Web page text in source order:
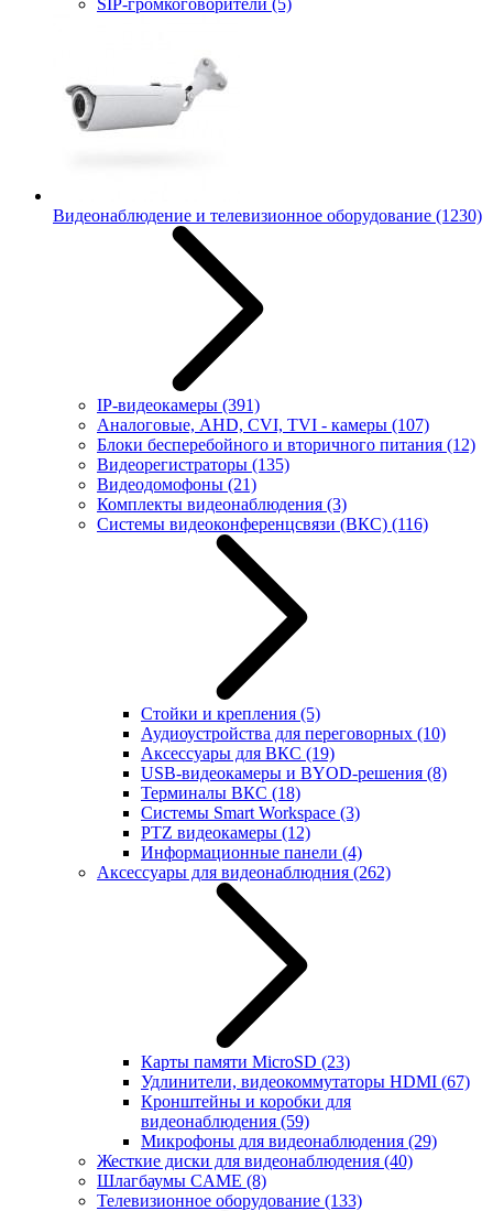
SIP-громкоговорители (5)
Видеонаблюдение и телевизионное оборудование (1230)
IP-видеокамеры (391)
Аналоговые, AHD, CVI, TVI - камеры (107)
Блоки бесперебойного и вторичного питания (12)
Видеорегистраторы (135)
Видеодомофоны (21)
Комплекты видеонаблюдения (3)
Системы видеоконференцсвязи (ВКС) (116)
Стойки и крепления (5)
Аудиоустройства для переговорных (10)
Аксессуары для ВКС (19)
USB-видеокамеры и BYOD-решения (8)
Терминалы ВКС (18)
Системы Smart Workspace (3)
PTZ видеокамеры (12)
Информационные панели (4)
Аксессуары для видеонаблюдния (262)
Карты памяти MicroSD (23)
Удлинители, видеокоммутаторы HDMI (67)
Кронштейны и коробки для
видеонаблюдения (59)
Микрофоны для видеонаблюдения (29)
Жесткие диски для видеонаблюдения (40)
Шлагбаумы CAME (8)
Телевизионное оборудование (133)